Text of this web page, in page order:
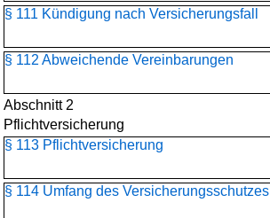
§ 111 Kündigung nach Versicherungsfall
§ 112 Abweichende Vereinbarungen
Abschnitt 2
Pflichtversicherung
§ 113 Pflichtversicherung
§ 114 Umfang des Versicherungsschutzes